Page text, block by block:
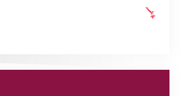
du secrétariat dès le 1er août